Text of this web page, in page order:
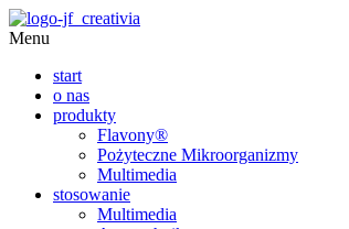
Menu
start
o nas
produkty
Flavony®
Pożyteczne Mikroorganizmy
Multimedia
stosowanie
Multimedia